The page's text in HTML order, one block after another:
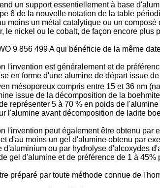
un support essentiellement à base
6 de la nouvelle notation de la table
moins un métal catalytique ou un
le nickel ou le cobalt, de façon encore plus
9 856 499 A qui bénéficie de la même
l'invention est généralement et de
en forme d'une alumine de départ issue
mésoporeux compris entre 15 et 36 nm
issue de la décomposition de la
représenter 5 à 70 % en poids de
l'alumine avant décomposition de ladite
l'invention peut également être obtenu
d'au moins un gel d'alumine obtenu par
ou par hydrolyse d'alcoxydes
gel d'alumine et de préférence de 1 à 45%
préparé par toute méthode connue de